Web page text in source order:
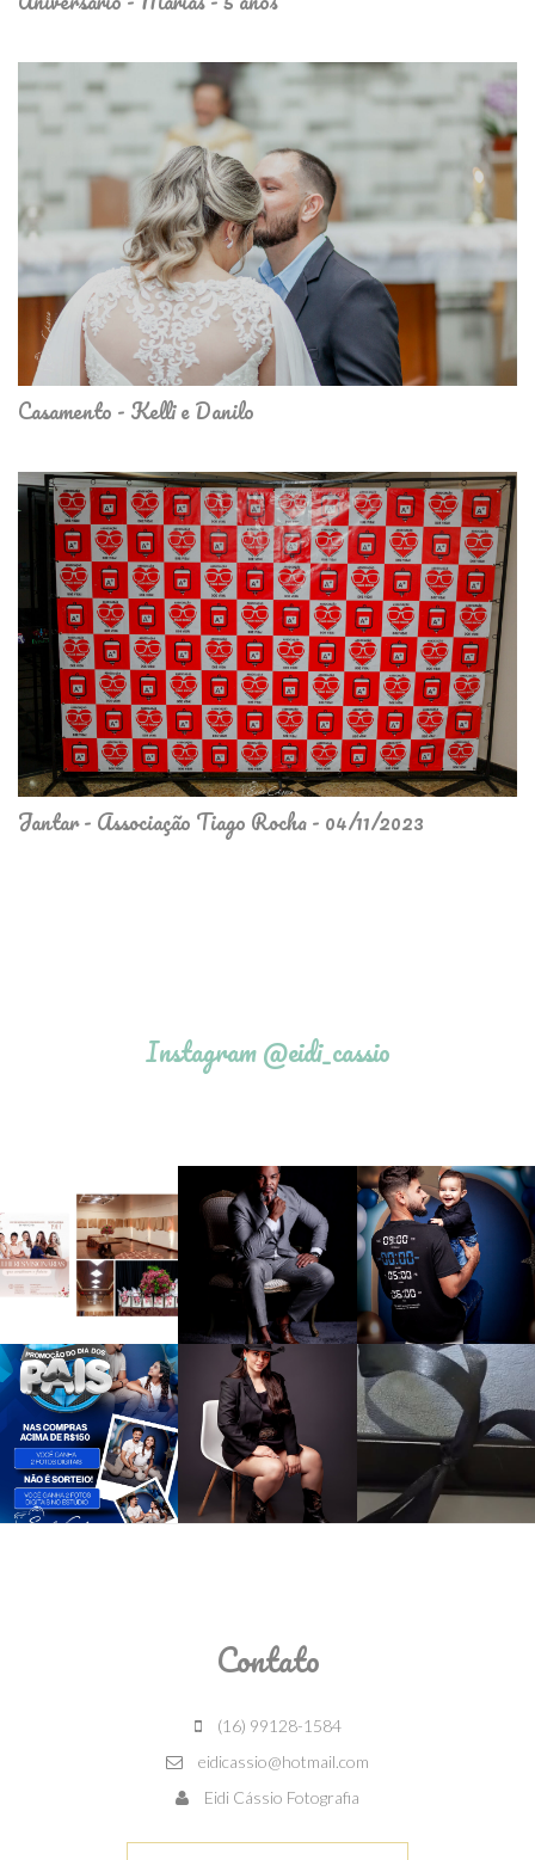
Casamento - Kelli e Danilo
Jantar - Associação Tiago Rocha - 04/11/2023
Instagram @eidi_cassio
Contato
(16) 99128-1584
eidicassio@hotmail.com
Eidi Cássio Fotografia